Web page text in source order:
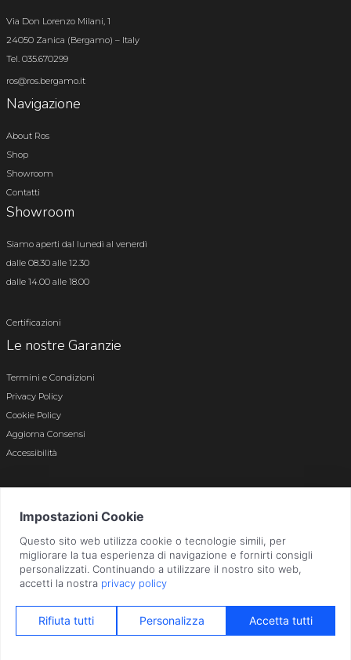
Via Don Lorenzo Milani, 1
24050 Zanica (Bergamo) – Italy
Tel. 035.670299
ros@ros.bergamo.it
Navigazione
About Ros
Shop
Showroom
Contatti
Showroom
Siamo aperti dal lunedì al venerdì
dalle 08.30 alle 12.30
dalle 14.00 alle 18.00
Certificazioni
Le nostre Garanzie
Termini e Condizioni
Privacy Policy
Cookie Policy
Aggiorna Consensi
Accessibilità
Bergamo n. 01496180165 · Capitale Sociale i.v. € 800.000,00